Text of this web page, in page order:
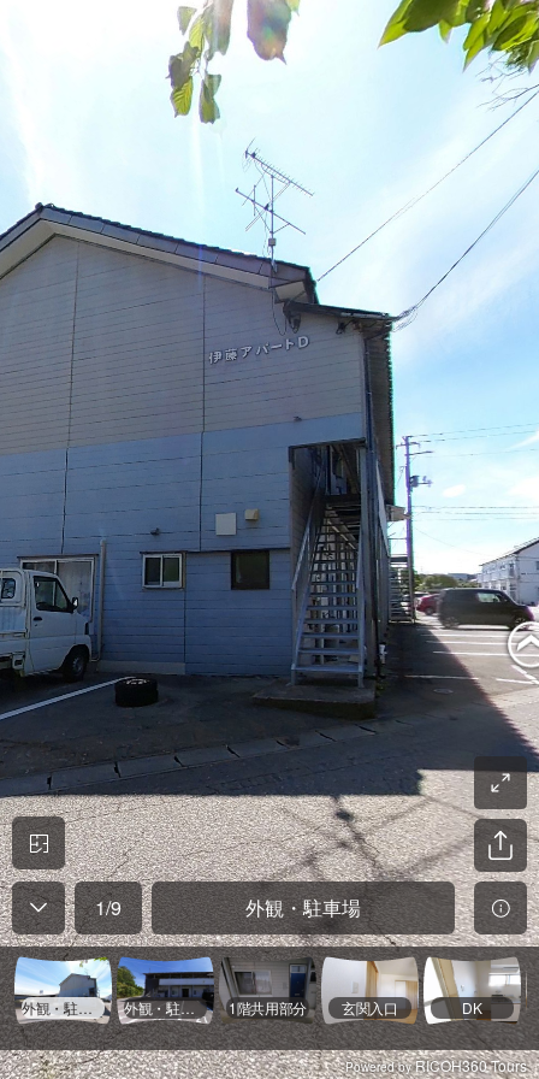
1/9 外観・駐車場
外観・駐車場 外観・駐車場 1階共用部分 玄関入口 DK
Powered byRICOH360 Tours